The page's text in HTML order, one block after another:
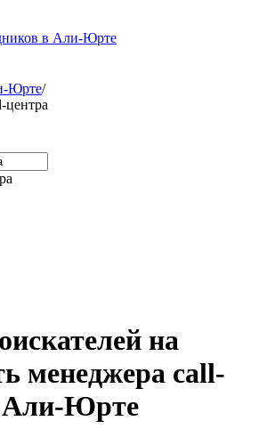
в Али-Юрте
Юрте/
центра
на
менеджера call-
Али-Юрте